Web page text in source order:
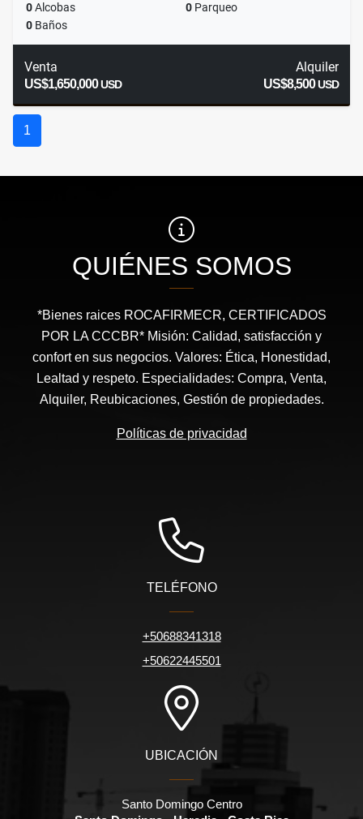
0Alcobas 0 Parqueo
0 Baños
Venta
US$1,650,000USD
Alquiler
US$8,500USD
1
QUIÉNES SOMOS
*Bienes raices ROCAFIRMECR, CERTIFICADOS
POR LA CCCBR* Misión: Calidad, satisfacción y
confort en sus negocios. Valores: Ética, Honestidad,
Lealtad y respeto. Especialidades: Compra, Venta,
Alquiler, Reubicaciones, Gestión de propiedades.
Políticas de privacidad
TELÉFONO
+50688341318
+50622445501
UBICACIÓN
Santo Domingo Centro